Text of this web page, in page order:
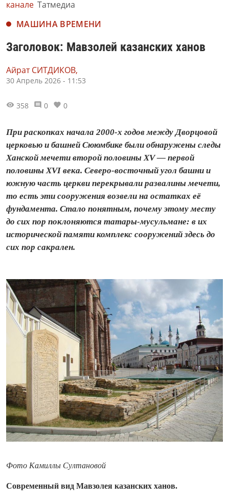
канале Татмедиа
МАШИНА ВРЕМЕНИ
Заголовок: Мавзолей казанских ханов
Айрат СИТДИКОВ,
30 Апрель 2026 - 11:53
358 0 0
При раскопках начала 2000-х годов между Дворцовой
церковью и башней Сююмбике были обнаружены следы
Ханской мечети второй половины XV — первой
половины XVI века. Северо-восточный угол башни и
южную часть церкви перекрывали развалины мечети,
то есть эти сооружения возвели на остатках её
фундамента. Стало понятным, почему этому месту
до сих пор поклоняются татары‑мусульмане: в их
исторической памяти комплекс сооружений здесь до
сих пор сакрален.
Фото Камиллы Султановой
Современный вид Мавзолея казанских ханов.